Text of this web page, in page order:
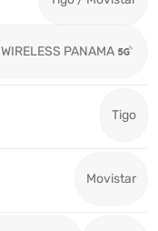
PANAMA
Tigo
Movistar